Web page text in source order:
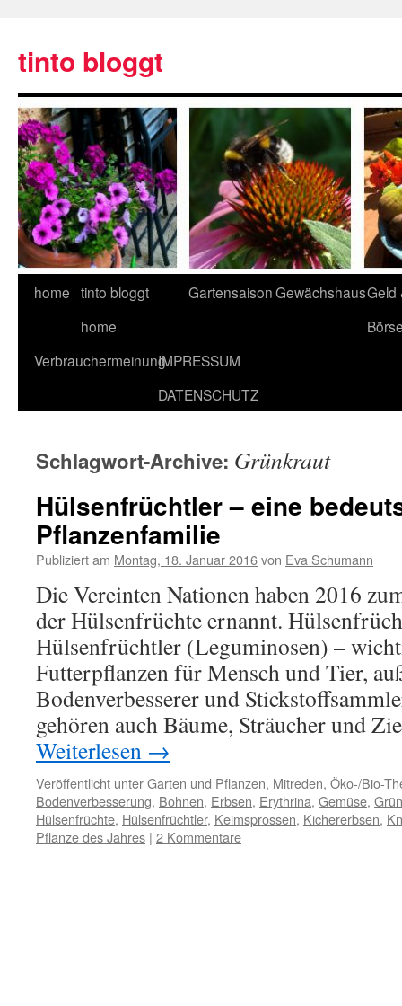
tinto bloggt
home tinto bloggt
home
GartensaisonGewächshausGeld
VerbrauchermeinungIMPRESSUM
DATENSCHUTZ
Schlagwort-Archive: Grünkraut
Hülsenfrüchtler – eine
Pflanzenfamilie
Publiziert am Montag, 18. Januar 2016von Eva Schumann
Die Vereinten Nationen haben 2016
der Hülsenfrüchte ernannt.
Hülsenfrüchtler (Leguminosen) –
Futterpflanzen für Mensch und Tier,
Bodenverbesserer und
gehören auch Bäume, Sträucher und
Weiterlesen →
Veröffentlicht unterGarten und Pflanzen, Mitreden, Öko-/Bio-
Bodenverbesserung, Bohnen, Erbsen, Erythrina, Gemüse,
Hülsenfrüchte, Hülsenfrüchtler, Keimsprossen, Kichererbsen,
Pflanze des Jahres | 2 Kommentare